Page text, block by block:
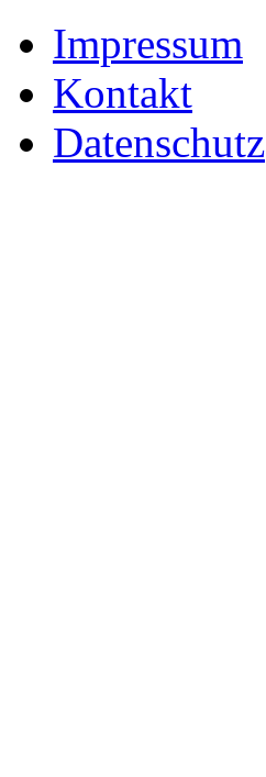
Impressum
Kontakt
Datenschutz